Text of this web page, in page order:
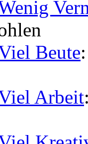
Beute
Arbeit